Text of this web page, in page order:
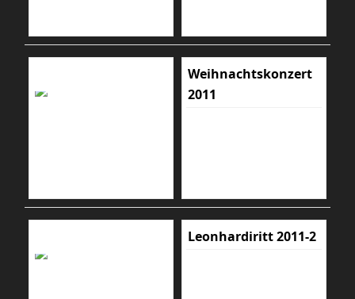
Weihnachtskonzert
2011
Leonhardiritt 2011-2